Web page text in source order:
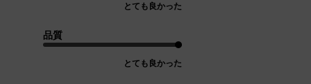
とても良かった
品質
とても良かった